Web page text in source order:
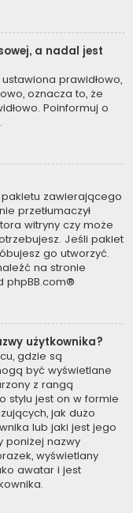
a nadal jest
prawidłowo,
oznacza to, że
Poinformuj o
zawierającego
przetłumaczył
witryny czy może
Jeśli pakiet
go utworzyć.
na stronie
phpBB.com®
użytkownika?
gdzie są
być wyświetlane
z rangą
stylu jest on w formie
jak dużo
lub jaki jest jego
poniżej nazwy
wyświetlany
awatar i jest